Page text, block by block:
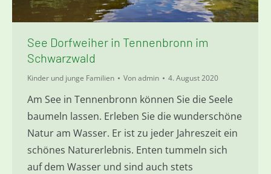
See Dorfweiher in Tennenbronn im
Schwarzwald
Kinder und junge Familien Vonadmin 4. August 2020
Am See in Tennenbronn können Sie die Seele
baumeln lassen. Erleben Sie die wunderschöne
Natur am Wasser. Er ist zu jeder Jahreszeit ein
schönes Naturerlebnis. Enten tummeln sich
auf dem Wasser und sind auch stets